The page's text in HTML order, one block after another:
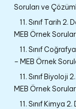
Soruları ve
11. Sınıf Tarih 2.
MEB Örnek
11. Sınıf
– MEB Örnek
11. Sınıf Biyoloji
MEB Örnek
11. Sınıf Kimya